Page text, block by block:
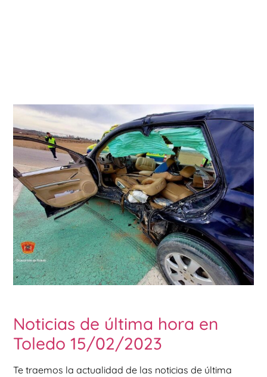
Noticias de última hora en
Toledo 15/02/2023
Te traemos la actualidad de las noticias de última